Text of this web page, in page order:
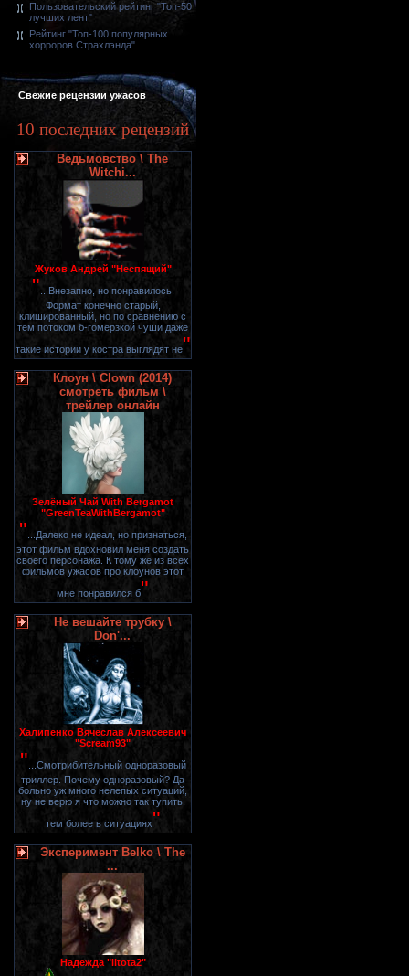
Пользовательский рейтинг "Топ-50
лучших лент"
Рейтинг "Топ-100 популярных
хорроров Страхлэнда"
Свежие рецензии ужасов
10 последних рецензий
Ведьмовство \ The
Witchi...
Жуков Андрей "Неспящий"
" ...Внезапно, но понравилось.
Формат конечно старый,
клишированный, но по сравнению с
тем потоком б-гомерзкой чуши даже
такие истории у костра выглядят не"
Клоун \ Clown (2014)
смотреть фильм \
трейлер онлайн
Зелёный Чай With Bergamot
"GreenTeaWithBergamot"
" ...Далеко не идеал, но признаться,
этот фильм вдохновил меня создать
своего персонажа. К тому же из всех
фильмов ужасов про клоунов этот
мне понравился б"
Не вешайте трубку \
Don'...
Халипенко Вячеслав Алексеевич
"Scream93"
" ...Смотрибительный одноразовый
триллер. Почему одноразовый? Да
больно уж много нелепых ситуаций,
ну не верю я что можно так тупить,
тем более в ситуациях"
Эксперимент Belko \ The
...
Надежда "litota2"